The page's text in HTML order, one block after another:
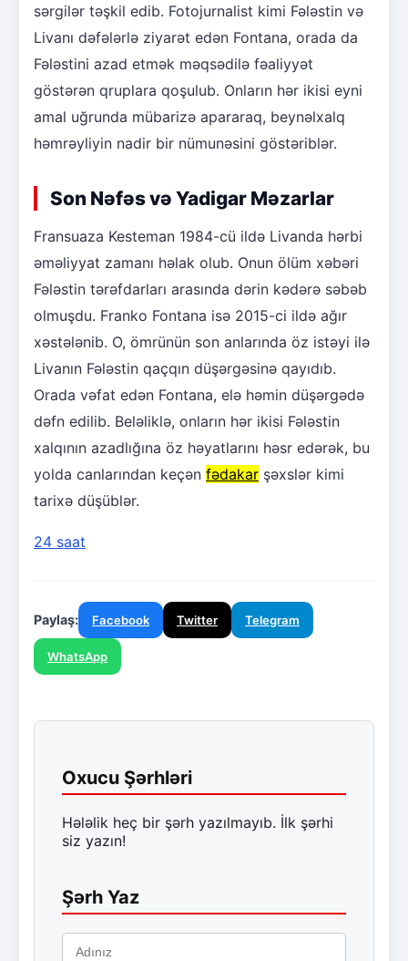
sərgilər təşkil edib. Fotojurnalist kimi Fələstin və
Livanı dəfələrlə ziyarət edən Fontana, orada da
Fələstini azad etmək məqsədilə fəaliyyət
göstərən qruplara qoşulub. Onların hər ikisi eyni
amal uğrunda mübarizə apararaq, beynəlxalq
həmrəyliyin nadir bir nümunəsini göstəriblər.
Son Nəfəs və Yadigar Məzarlar
Fransuaza Kesteman 1984-cü ildə Livanda hərbi
əməliyyat zamanı həlak olub. Onun ölüm xəbəri
Fələstin tərəfdarları arasında dərin kədərə səbəb
olmuşdu. Franko Fontana isə 2015-ci ildə ağır
xəstələnib. O, ömrünün son anlarında öz istəyi ilə
Livanın Fələstin qaçqın düşərgəsinə qayıdıb.
Orada vəfat edən Fontana, elə həmin düşərgədə
dəfn edilib. Beləliklə, onların hər ikisi Fələstin
xalqının azadlığına öz həyatlarını həsr edərək, bu
yolda canlarından keçən fədakar şəxslər kimi
tarixə düşüblər.
24 saat
Paylaş: Facebook Twitter Telegram
WhatsApp
Oxucu Şərhləri
Hələlik heç bir şərh yazılmayıb. İlk şərhi
siz yazın!
Şərh Yaz